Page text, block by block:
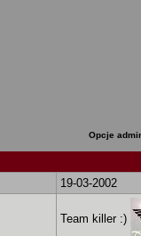
Opcje
19-03-2002
Team killer :)